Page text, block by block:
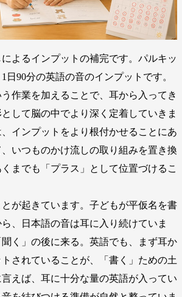
よるインプットの補完です。パルキッ
日90分の英語の音のインプットです。
作業を加えることで、耳から入ってき
して脳の中でより深く定着していきま
インプットをより根付かせることにあ
いつものかけ流しの取り組みを置き換
までも「プラス」として位置づけるこ
が起きています。子どもが平仮名を書
、日本語の音は耳に入り続けていま
く」の後に来る。英語でも、まず耳か
されていることが、「書く」ための土
えば、耳に十分な量の英語が入ってい